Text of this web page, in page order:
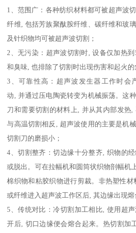
1、范围广：各种纺织材料都可被超声波
纤维, 包括芳族聚酞胺纤维、碳纤维和玻
及针织物均可被超声波切割；
2、无污染：超声波切割时, 设备仅加热
和臭味, 也排除了切割时出现伤害和起火的
3、可靠性高：超声波发生器工作时会
动, 并通过压电陶瓷转变为机械振荡。这
刀和需要切割的材料上, 并从其内部发热,
与高温切割相反, 超声波使用的主要是机
切割刀的磨损小；
4、切割整齐：切边缘十分整齐, 织物的
或脱出。可在拉幅机和圆筒状织物剖幅机
棉织物和粘胶织物进行剪裁。非热塑性
或纤维进入超声波工作区后, 其边缘出现熔
5、传统对比：冷切割加工相比, 使用超
开后, 切口边缘便会熔合起来。热切割加